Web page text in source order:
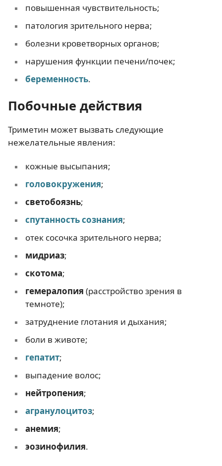
повышенная чувствительность;
патология зрительного нерва;
болезни кроветворных органов;
нарушения функции печени/почек;
беременность.
Побочные действия
Триметин может вызвать следующие
нежелательные явления:
кожные высыпания;
головокружения;
светобоязнь;
спутанность сознания;
отек сосочка зрительного нерва;
мидриаз;
скотома;
гемералопия (расстройство зрения в
темноте);
затруднение глотания и дыхания;
боли в животе;
гепатит;
выпадение волос;
нейтропения;
агранулоцитоз;
анемия;
эозинофилия.